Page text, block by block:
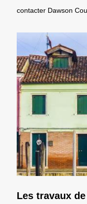
contacter Dawson
Les travaux